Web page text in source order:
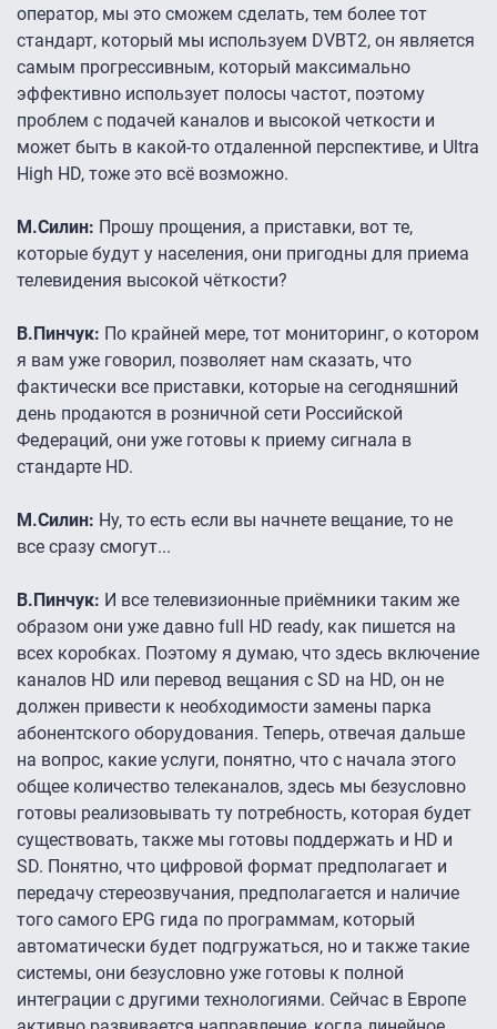
оператор, мы это сможем сделать, тем более тот
стандарт, который мы используем DVBT2, он является
самым прогрессивным, который максимально
эффективно использует полосы частот, поэтому
проблем с подачей каналов и высокой четкости и
может быть в какой-то отдаленной перспективе, и Ultra
High HD, тоже это всё возможно.
М.Силин: Прошу прощения, а приставки, вот те,
которые будут у населения, они пригодны для приема
телевидения высокой чёткости?
В.Пинчук: По крайней мере, тот мониторинг, о котором
я вам уже говорил, позволяет нам сказать, что
фактически все приставки, которые на сегодняшний
день продаются в розничной сети Российской
Федераций, они уже готовы к приему сигнала в
стандарте HD.
М.Силин: Ну, то есть если вы начнете вещание, то не
все сразу смогут...
В.Пинчук: И все телевизионные приёмники таким же
образом они уже давно full HD ready, как пишется на
всех коробках. Поэтому я думаю, что здесь включение
каналов HD или перевод вещания с SD на HD, он не
должен привести к необходимости замены парка
абонентского оборудования. Теперь, отвечая дальше
на вопрос, какие услуги, понятно, что с начала этого
общее количество телеканалов, здесь мы безусловно
готовы реализовывать ту потребность, которая будет
существовать, также мы готовы поддержать и HD и
SD. Понятно, что цифровой формат предполагает и
передачу стереозвучания, предполагается и наличие
того самого EPG гида по программам, который
автоматически будет подгружаться, но и также такие
системы, они безусловно уже готовы к полной
интеграции с другими технологиями. Сейчас в Европе